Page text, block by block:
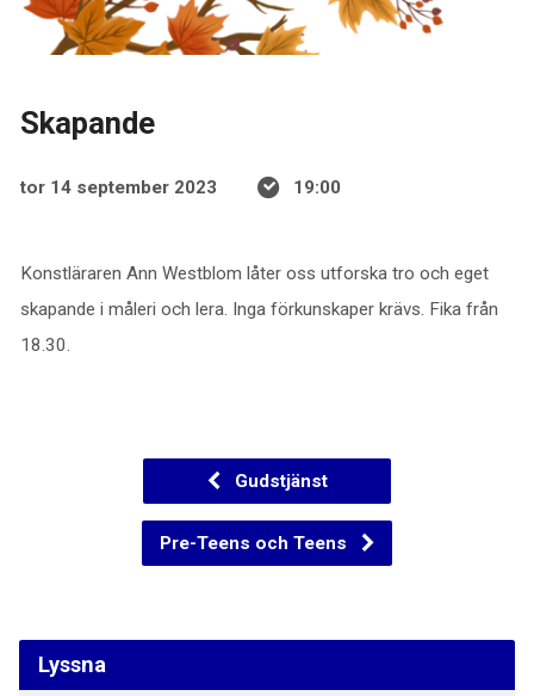
Skapande
tor 14 september 2023 19:00
Konstläraren Ann Westblom låter oss utforska tro och eget
skapande i måleri och lera. Inga förkunskaper krävs. Fika från
18.30.
Gudstjänst
Pre-Teens och Teens
Lyssna